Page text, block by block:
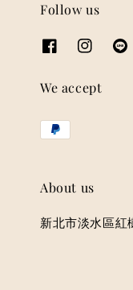
Follow us
We accept
About us
新北市淡水區紅